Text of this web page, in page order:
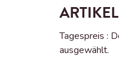
Tagespreis :
ausgewählt.